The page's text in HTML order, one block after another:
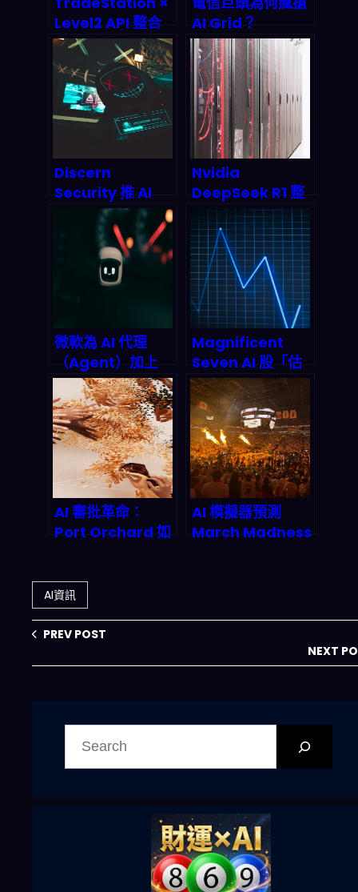
Level2 API 整合
實測：可視化自動
交易如何重塑
2026 年投資者生
態
AI Grid？
Armada 攜手
NVIDIA 揭露
5G/6G 時代的兆
元商機密碼
Discern
Security 推 AI
Agent 框架：讓
威脅偵測、回應與
合規監控「自動跑
起來」的下一步是
Nvidia
DeepSeek R1 整
合革命：硬體即模
型時代如何重塑 AI
晶片市場版圖？
微軟為 AI 代理
（Agent）加上
「治理螺絲」：
Copilot 與
Power
Automate 將如
何重塑 2026 的合
規、定價與成長？
Magnificent
Seven AI 股「估
值到最低點」但你
現在衝嗎？2026
利率+競爭壓力下
的理性進場策略
AI 審批革命：
Port Orchard 如
AI 模擬器預測
March Madness
AI資訊
PREV POST
NEXT